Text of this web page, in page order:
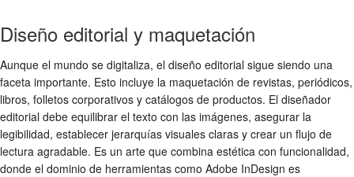
Diseño editorial y maquetación
Aunque el mundo se digitaliza, el diseño editorial sigue siendo una
faceta importante. Esto incluye la maquetación de revistas, periódicos,
libros, folletos corporativos y catálogos de productos. El diseñador
editorial debe equilibrar el texto con las imágenes, asegurar la
legibilidad, establecer jerarquías visuales claras y crear un flujo de
lectura agradable. Es un arte que combina estética con funcionalidad,
donde el dominio de herramientas como Adobe InDesign es